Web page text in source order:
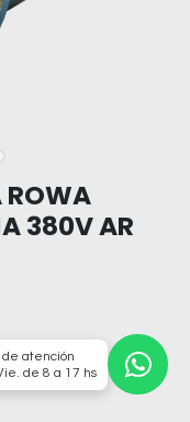
ROWA
380V AR
de atención
de 8 a 17 hs